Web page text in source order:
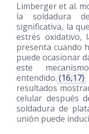
Limberger et al.
la soldadura
significativa, la
estrés oxidativo,
presenta cuando
puede ocasionar
este
entendido. (16,17)
resultados
celular después
soldadura de
unión puede